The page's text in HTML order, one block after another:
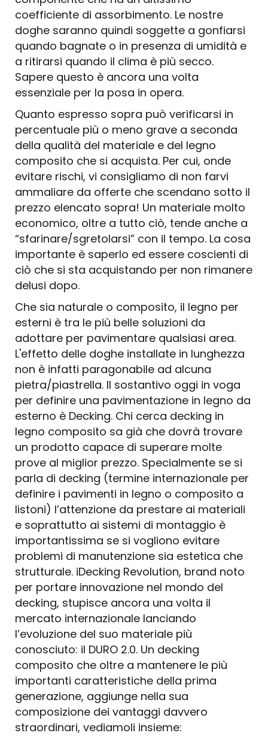
coefficiente di assorbimento. Le nostre
doghe saranno quindi soggette a gonfiarsi
quando bagnate o in presenza di umidità e
a ritirarsi quando il clima è più secco.
Sapere questo è ancora una volta
essenziale per la posa in opera.
Quanto espresso sopra può verificarsi in
percentuale più o meno grave a seconda
della qualità del materiale e del legno
composito che si acquista. Per cui, onde
evitare rischi, vi consigliamo di non farvi
ammaliare da offerte che scendano sotto il
prezzo elencato sopra! Un materiale molto
economico, oltre a tutto ciò, tende anche a
“sfarinare/sgretolarsi” con il tempo. La cosa
importante è saperlo ed essere coscienti di
ciò che si sta acquistando per non rimanere
delusi dopo.
Che sia naturale o composito, il legno per
esterni è tra le più belle soluzioni da
adottare per pavimentare qualsiasi area.
L'effetto delle doghe installate in lunghezza
non è infatti paragonabile ad alcuna
pietra/piastrella. Il sostantivo oggi in voga
per definire una pavimentazione in legno da
esterno è Decking. Chi cerca decking in
legno composito sa già che dovrà trovare
un prodotto capace di superare molte
prove al miglior prezzo. Specialmente se si
parla di decking (termine internazionale per
definire i pavimenti in legno o composito a
listoni) l’attenzione da prestare ai materiali
e soprattutto ai sistemi di montaggio è
importantissima se si vogliono evitare
problemi di manutenzione sia estetica che
strutturale. iDecking Revolution, brand noto
per portare innovazione nel mondo del
decking, stupisce ancora una volta il
mercato internazionale lanciando
l’evoluzione del suo materiale più
conosciuto: il DURO 2.0. Un decking
composito che oltre a mantenere le più
importanti caratteristiche della prima
generazione, aggiunge nella sua
composizione dei vantaggi davvero
straordinari, vediamoli insieme: